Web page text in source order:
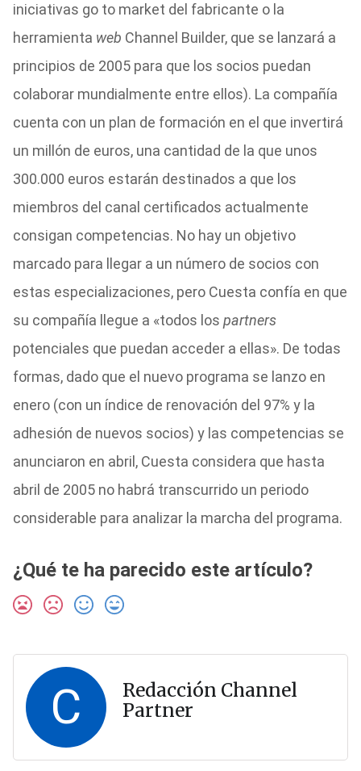
iniciativas go to market del fabricante o la
herramienta web Channel Builder, que se lanzará a
principios de 2005 para que los socios puedan
colaborar mundialmente entre ellos). La compañía
cuenta con un plan de formación en el que invertirá
un millón de euros, una cantidad de la que unos
300.000 euros estarán destinados a que los
miembros del canal certificados actualmente
consigan competencias. No hay un objetivo
marcado para llegar a un número de socios con
estas especializaciones, pero Cuesta confía en que
su compañía llegue a «todos los partners
potenciales que puedan acceder a ellas». De todas
formas, dado que el nuevo programa se lanzo en
enero (con un índice de renovación del 97% y la
adhesión de nuevos socios) y las competencias se
anunciaron en abril, Cuesta considera que hasta
abril de 2005 no habrá transcurrido un periodo
considerable para analizar la marcha del programa.
¿Qué te ha parecido este artículo?
C
Redacción Channel
Partner